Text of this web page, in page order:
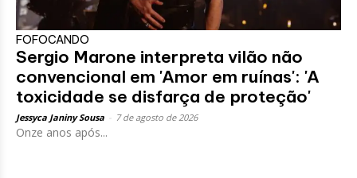
FOFOCANDO
Sergio Marone interpreta vilão não
convencional em 'Amor em ruínas': 'A
toxicidade se disfarça de proteção'
Jessyca Janiny Sousa 7 de agosto de 2026
Onze anos após...